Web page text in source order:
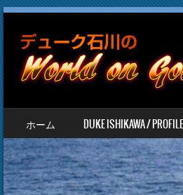
MENU
SKIP TO CONTENT
ホーム DUKE ISHIKAWA / PROFILE